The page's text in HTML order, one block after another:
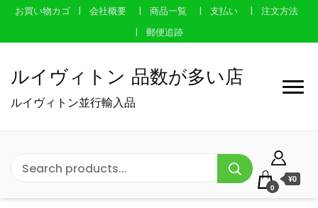
お買い物カゴ 会社概要 商品一覧 支払い
注文方法
郵便追跡
ルイヴィトン 品数が多い店
ルイヴィトン並行輸入品
0
¥0